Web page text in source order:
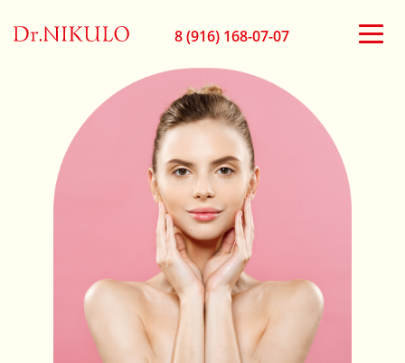
8 (916) 168-07-07